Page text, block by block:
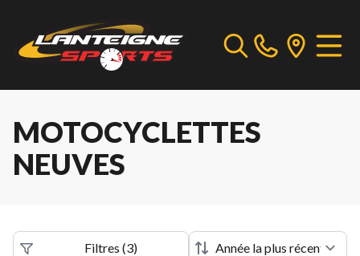
MOTOCYCLETTES
NEUVES
Filtres (3)